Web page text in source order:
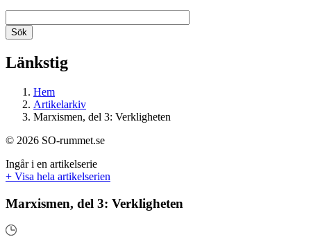
Länkstig
Hem
Artikelarkiv
Marxismen, del 3: Verkligheten
© 2026 SO-rummet.se
Ingår i en artikelserie
+ Visa hela artikelserien
Marxismen, del 3: Verkligheten